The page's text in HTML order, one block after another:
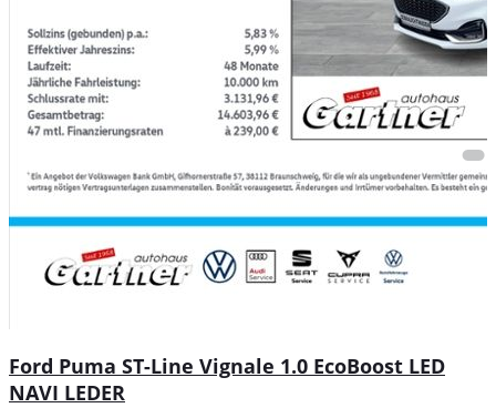
Ford Puma ST-Line Vignale 1.0 EcoBoost LED
NAVI LEDER